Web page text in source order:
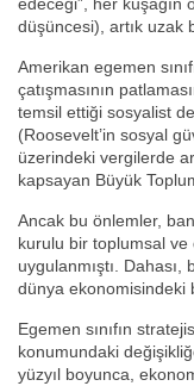
edeceği”, her kuşağın
düşüncesi), artık uzak
Amerikan egemen
çatışmasının
temsil ettiği sosyalist
(Roosevelt’in sosyal
üzerindeki vergilerde
kapsayan Büyük
Ancak bu önlemler,
kurulu bir toplumsal
uygulanmıştı.
dünya ekonomisindeki
Egemen sınıfın
konumundaki
yüzyıl boyunca,